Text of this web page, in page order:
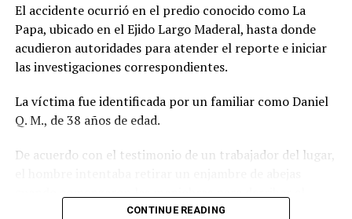
El accidente ocurrió en el predio conocido como La
Papa, ubicado en el Ejido Largo Maderal, hasta donde
acudieron autoridades para atender el reporte e iniciar
las investigaciones correspondientes.
La víctima fue identificada por un familiar como Daniel
Q. M., de 38 años de edad.
De acuerdo con el testimonio de un trabajador del lugar,
árbol con una motosierra. Sin embargo, no alcanzó a
CONTINUE READING